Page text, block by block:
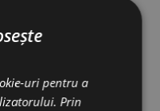
–140GR
uri pentru a
Prin